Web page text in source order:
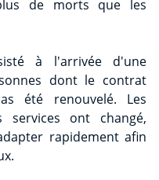
de morts que les
à l'arrivée d'une
dont le contrat
été renouvelé. Les
services ont changé,
rapidement afin